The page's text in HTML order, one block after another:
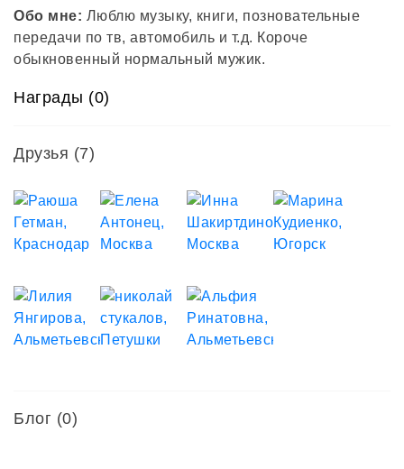
Обо мне: Люблю музыку, книги, позновательные
передачи по тв, автомобиль и т.д. Короче
обыкновенный нормальный мужик.
Награды (0)
Друзья (7)
Блог (0)